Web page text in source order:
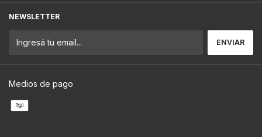
NEWSLETTER
Medios de pago